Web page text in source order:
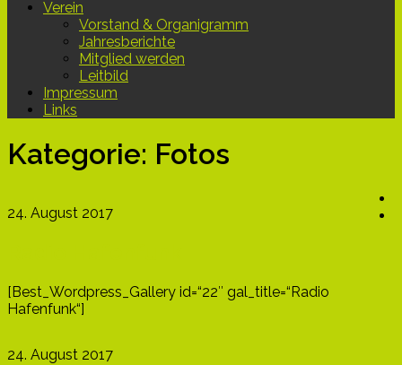
Verein
Vorstand & Organigramm
Jahresberichte
Mitglied werden
Leitbild
Impressum
Links
Kategorie: Fotos
24. August 2017
[Best_Wordpress_Gallery id=“22″ gal_title=“Radio
Hafenfunk“]
24. August 2017